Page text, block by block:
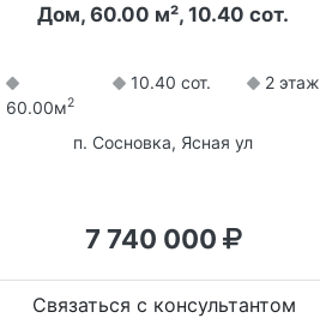
Дом, 60.00 м², 10.40 сот.
60.00м2
10.40 сот. 2 этаж
п. Сосновка, Ясная ул
7 740 000
Связаться с консультантом